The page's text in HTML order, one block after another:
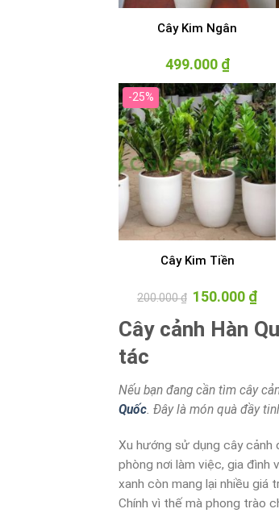
Cây Kim Ngân
499.000 ₫
-25%
+
Cây Kim Tiền
200.000₫ Giá
gốc
200.000 ₫.
150.000 ₫Giá
là:
Cây cảnh Hàn
tác
Nếu bạn đang cần tìm cây
Quốc. Đây là món quà đầy
Xu hướng sử dụng cây cảnh
phòng nơi làm việc, gia đình
xanh còn mang lại nhiều giá
Chính vì thế mà phong trào